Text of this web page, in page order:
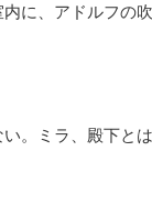
に、アドルフの
い。ミラ、殿下と